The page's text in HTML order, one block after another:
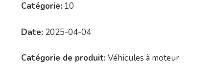
Catégorie: 10
Date: 2025-04-04
Catégorie de produit: Véhicules à moteur